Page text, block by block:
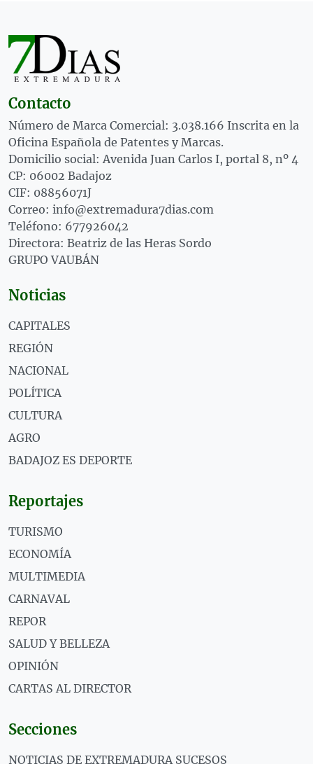
Contacto
Número de Marca Comercial: 3.038.166 Inscrita en la
Oficina Española de Patentes y Marcas.
Domicilio social: Avenida Juan Carlos I, portal 8, nº 4
CP: 06002 Badajoz
CIF: 08856071J
Correo: info@extremadura7dias.com
Teléfono: 677926042
Directora: Beatriz de las Heras Sordo
GRUPO VAUBÁN
Noticias
CAPITALES
REGIÓN
NACIONAL
POLÍTICA
CULTURA
AGRO
BADAJOZ ES DEPORTE
Reportajes
TURISMO
ECONOMÍA
MULTIMEDIA
CARNAVAL
REPOR
SALUD Y BELLEZA
OPINIÓN
CARTAS AL DIRECTOR
Secciones
NOTICIAS DE EXTREMADURA SUCESOS